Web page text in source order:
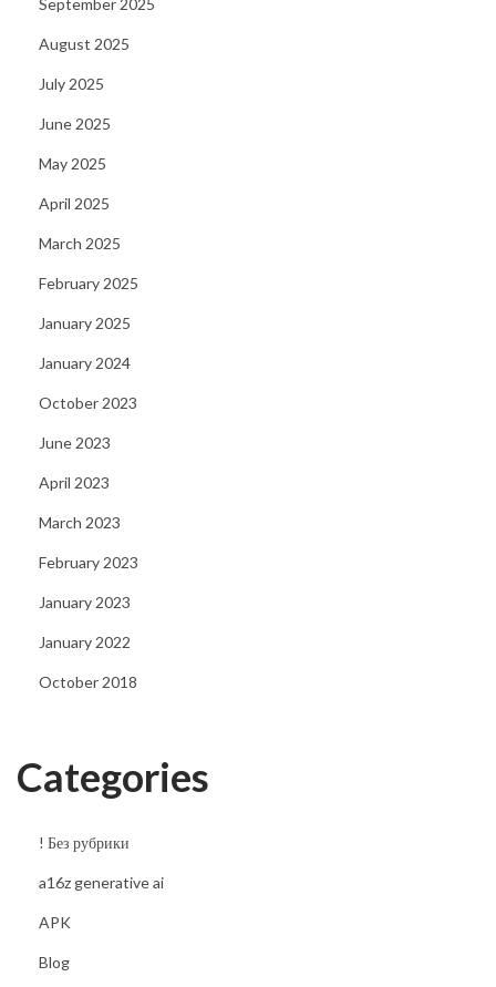
August 2025
July 2025
June 2025
May 2025
April 2025
March 2025
February 2025
January 2025
January 2024
October 2023
June 2023
April 2023
March 2023
February 2023
January 2023
January 2022
October 2018
Categories
! Без рубрики
a16z generative ai
APK
Blog